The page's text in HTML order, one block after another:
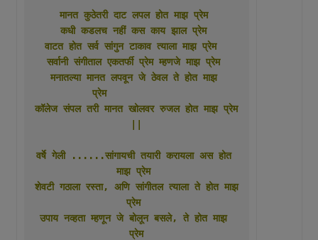
मानत कुठेतरी दाट लपल होत माझ प्रेम
कधी कडलच नहीं कस काय झाल प्रेम
वाटत होत सर्व सांगुन टाकाव त्याला माझ प्रेम
सर्वानी संगीताल एकतर्फी प्रेम म्हणजे माझ प्रेम
मनातल्या मानत लपवून जे ठेवल ते होत माझ
प्रेम
कॉलेज संपल तरी मानत खोलवर रुजल होत माझ प्रेम
||
वर्षे गेली ......सांगायची तयारी करायला अस होत
माझ प्रेम
शेवटी गठाला रस्ता, अणि सांगीतल त्याला ते होत माझ
प्रेम
उपाय नव्हता म्हणून जे बोलून बसले, ते होत माझ
प्रेम